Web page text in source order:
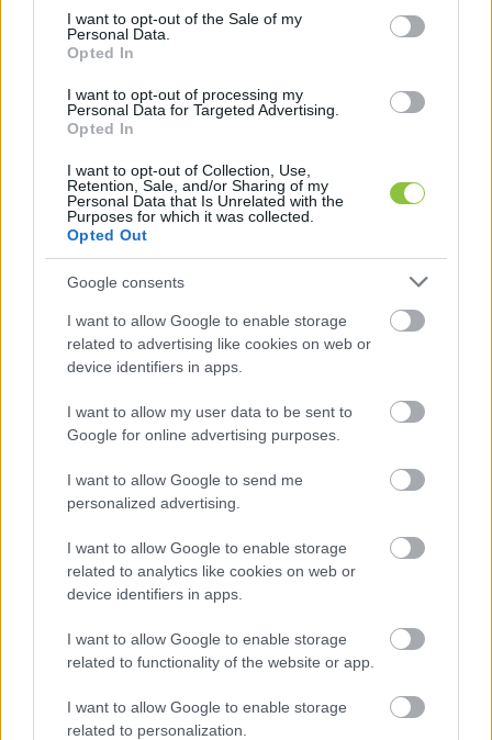
consent section.
I want to opt-out of the Sale of my
Personal Data.
Opted In
I want to opt-out of processing my
Personal Data for Targeted Advertising.
Opted In
I want to opt-out of Collection, Use,
Retention, Sale, and/or Sharing of my
Personal Data that Is Unrelated with the
Purposes for which it was collected.
Opted Out
Google consents
I want to allow Google to enable storage
related to advertising like cookies on web or
device identifiers in apps.
I want to allow my user data to be sent to
Google for online advertising purposes.
I want to allow Google to send me
personalized advertising.
I want to allow Google to enable storage
related to analytics like cookies on web or
device identifiers in apps.
I want to allow Google to enable storage
related to functionality of the website or app.
I want to allow Google to enable storage
related to personalization.
Nyugodt álmokat kívánt a
családoknak Orbán Viktor
Megvédtük a rezsicsökkentést, sikerült visszaverni az
volna az Oroszországból származó olaj
Lapszemle 2022. 05. 31.